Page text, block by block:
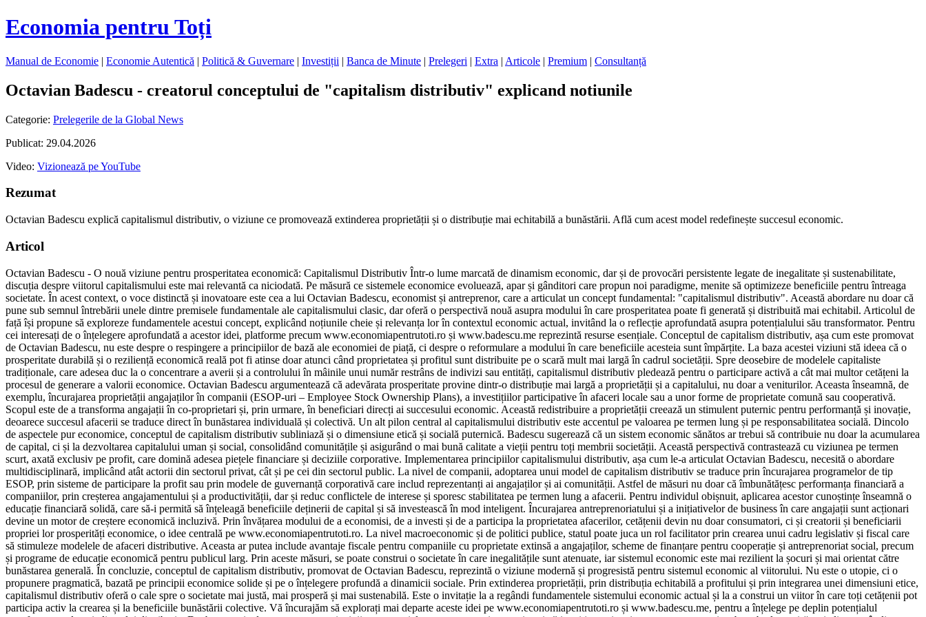
Economia pentru Toți
Manual de Economie | Economie Autentică | Politică & Guvernare | Investiții | Banca de Minute | Prelegeri | Extra | Articole | Premium | Consultanță
Octavian Badescu - creatorul conceptului de "capitalism distributiv" explicand notiunile
Categorie: Prelegerile de la Global News
Publicat: 29.04.2026
Video: Vizionează pe YouTube
Rezumat
Octavian Badescu explică capitalismul distributiv, o viziune ce promovează extinderea proprietății și o distribuție mai echitabilă a bunăstării. Află cum acest model redefinește succesul economic.
Articol
Octavian Badescu - O nouă viziune pentru prosperitatea economică: Capitalismul Distributiv Într-o lume marcată de dinamism economic, dar și de provocări persistente legate de inegalitate și sustenabilitate,
discuția despre viitorul capitalismului este mai relevantă ca niciodată. Pe măsură ce sistemele economice evoluează, apar și gânditori care propun noi paradigme, menite să optimizeze beneficiile pentru întreaga
societate. În acest context, o voce distinctă și inovatoare este cea a lui Octavian Badescu, economist și antreprenor, care a articulat un concept fundamental: "capitalismul distributiv". Această abordare nu doar că
pune sub semnul întrebării unele dintre premisele fundamentale ale capitalismului clasic, dar oferă o perspectivă nouă asupra modului în care prosperitatea poate fi generată și distribuită mai echitabil. Articolul de
față își propune să exploreze fundamentele acestui concept, explicând noțiunile cheie și relevanța lor în contextul economic actual, invitând la o reflecție aprofundată asupra potențialului său transformator. Pentru
cei interesați de o înțelegere aprofundată a acestor idei, platforme precum www.economiapentrutoti.ro și www.badescu.me reprezintă resurse esențiale. Conceptul de capitalism distributiv, așa cum este promovat
de Octavian Badescu, nu este despre o respingere a principiilor de bază ale economiei de piață, ci despre o reformulare a modului în care beneficiile acesteia sunt împărțite. La baza acestei viziuni stă ideea că o
prosperitate durabilă și o reziliență economică reală pot fi atinse doar atunci când proprietatea și profitul sunt distribuite pe o scară mult mai largă în cadrul societății. Spre deosebire de modelele capitaliste
tradiționale, care adesea duc la o concentrare a averii și a controlului în mâinile unui număr restrâns de indivizi sau entități, capitalismul distributiv pledează pentru o participare activă a cât mai multor cetățeni la
procesul de generare a valorii economice. Octavian Badescu argumentează că adevărata prosperitate provine dintr-o distribuție mai largă a proprietății și a capitalului, nu doar a veniturilor. Aceasta înseamnă, de
exemplu, încurajarea proprietății angajaților în companii (ESOP-uri – Employee Stock Ownership Plans), a investițiilor participative în afaceri locale sau a unor forme de proprietate comună sau cooperativă.
Scopul este de a transforma angajații în co-proprietari și, prin urmare, în beneficiari direcți ai succesului economic. Această redistribuire a proprietății creează un stimulent puternic pentru performanță și inovație,
deoarece succesul afacerii se traduce direct în bunăstarea individuală și colectivă. Un alt pilon central al capitalismului distributiv este accentul pe valoarea pe termen lung și pe responsabilitatea socială. Dincolo
de aspectele pur economice, conceptul de capitalism distributiv subliniază și o dimensiune etică și socială puternică. Badescu sugerează că un sistem economic sănătos ar trebui să contribuie nu doar la acumularea
de capital, ci și la dezvoltarea capitalului uman și social, consolidând comunitățile și asigurând o mai bună calitate a vieții pentru toți membrii societății. Această perspectivă contrastează cu viziunea pe termen
scurt, axată exclusiv pe profit, care domină adesea piețele financiare și deciziile corporative. Implementarea principiilor capitalismului distributiv, așa cum le-a articulat Octavian Badescu, necesită o abordare
multidisciplinară, implicând atât actorii din sectorul privat, cât și pe cei din sectorul public. La nivel de companii, adoptarea unui model de capitalism distributiv se traduce prin încurajarea programelor de tip
ESOP, prin sisteme de participare la profit sau prin modele de guvernanță corporativă care includ reprezentanți ai angajaților și ai comunității. Astfel de măsuri nu doar că îmbunătățesc performanța financiară a
companiilor, prin creșterea angajamentului și a productivității, dar și reduc conflictele de interese și sporesc stabilitatea pe termen lung a afacerii. Pentru individul obișnuit, aplicarea acestor cunoștințe înseamnă o
educație financiară solidă, care să-i permită să înțeleagă beneficiile deținerii de capital și să investească în mod inteligent. Încurajarea antreprenoriatului și a inițiativelor de business în care angajații sunt acționari
devine un motor de creștere economică incluzivă. Prin învățarea modului de a economisi, de a investi și de a participa la proprietatea afacerilor, cetățenii devin nu doar consumatori, ci și creatorii și beneficiarii
propriei lor prosperități economice, o idee centrală pe www.economiapentrutoti.ro. La nivel macroeconomic și de politici publice, statul poate juca un rol facilitator prin crearea unui cadru legislativ și fiscal care
să stimuleze modelele de afaceri distributive. Aceasta ar putea include avantaje fiscale pentru companiile cu proprietate extinsă a angajaților, scheme de finanțare pentru cooperație și antreprenoriat social, precum
și programe de educație economică pentru publicul larg. Prin aceste măsuri, se poate construi o societate în care inegalitățile sunt atenuate, iar sistemul economic este mai rezilient la șocuri și mai orientat către
bunăstarea generală. În concluzie, conceptul de capitalism distributiv, promovat de Octavian Badescu, reprezintă o viziune modernă și progresistă pentru sistemul economic al viitorului. Nu este o utopie, ci o
propunere pragmatică, bazată pe principii economice solide și pe o înțelegere profundă a dinamicii sociale. Prin extinderea proprietății, prin distribuția echitabilă a profitului și prin integrarea unei dimensiuni etice,
capitalismul distributiv oferă o cale spre o societate mai justă, mai prosperă și mai sustenabilă. Este o invitație la a regândi fundamentele sistemului economic actual și la a construi un viitor în care toți cetățenii pot
participa activ la crearea și la beneficiile bunăstării colective. Vă încurajăm să explorați mai departe aceste idei pe www.economiapentrutoti.ro și www.badescu.me, pentru a înțelege pe deplin potențialul